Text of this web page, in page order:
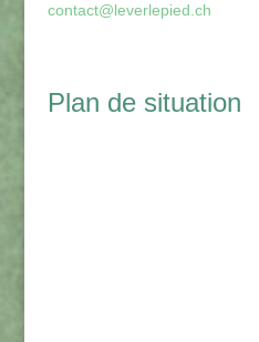
contact@leverlepied.ch
Plan de situation